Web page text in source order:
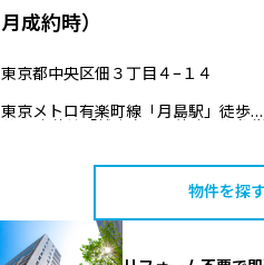
月成約時）
東京都中央区佃３丁目４−１４
東京メトロ有楽町線「月島駅」徒歩2
物件を探